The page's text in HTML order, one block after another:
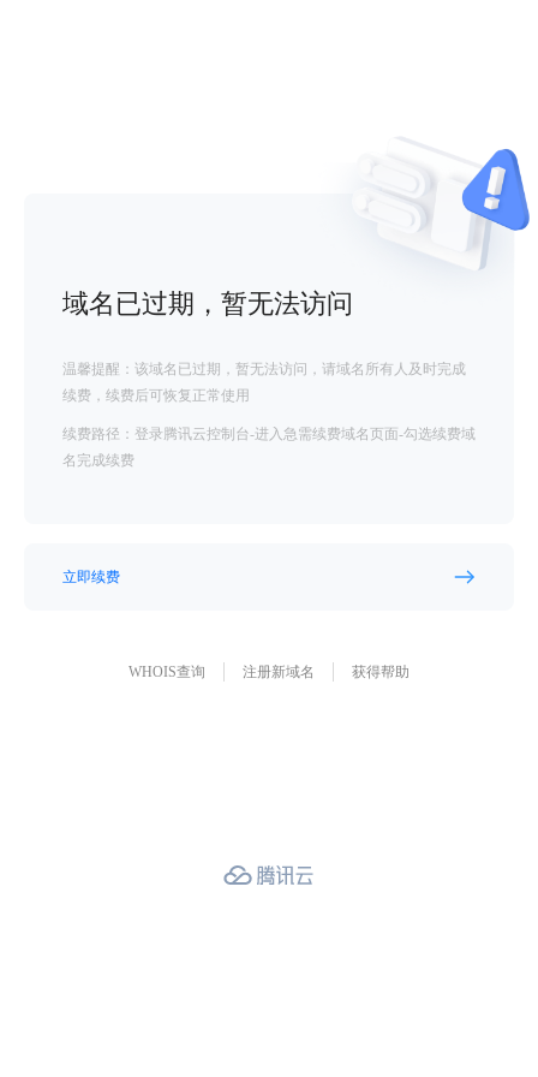
域名已过期，暂无法访问
温馨提醒：该域名已过期，暂无法访问，请域名所有人及时完成
续费，续费后可恢复正常使用
续费路径：登录腾讯云控制台-进入急需续费域名页面-勾选续费域
名完成续费
立即续费
WHOIS查询 注册新域名 获得帮助